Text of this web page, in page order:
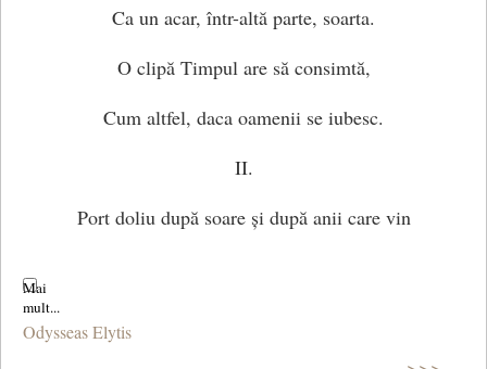
Ca un acar, într-altă parte, soarta.
O clipă Timpul are să consimtă,
Cum altfel, daca oamenii se iubesc.
II.
Port doliu după soare și după anii care vin
Odysseas Elytis